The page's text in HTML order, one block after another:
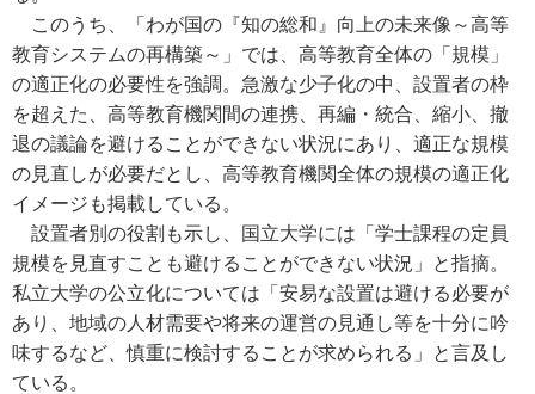
このうち、「わが国の『知の総和』向上の未来像～高等
教育システムの再構築～」では、高等教育全体の「規模」
の適正化の必要性を強調。急激な少子化の中、設置者の枠
を超えた、高等教育機関間の連携、再編・統合、縮小、撤
退の議論を避けることができない状況にあり、適正な規模
の見直しが必要だとし、高等教育機関全体の規模の適正化
イメージも掲載している。
設置者別の役割も示し、国立大学には「学士課程の定員
規模を見直すことも避けることができない状況」と指摘。
私立大学の公立化については「安易な設置は避ける必要が
あり、地域の人材需要や将来の運営の見通し等を十分に吟
味するなど、慎重に検討することが求められる」と言及し
ている。